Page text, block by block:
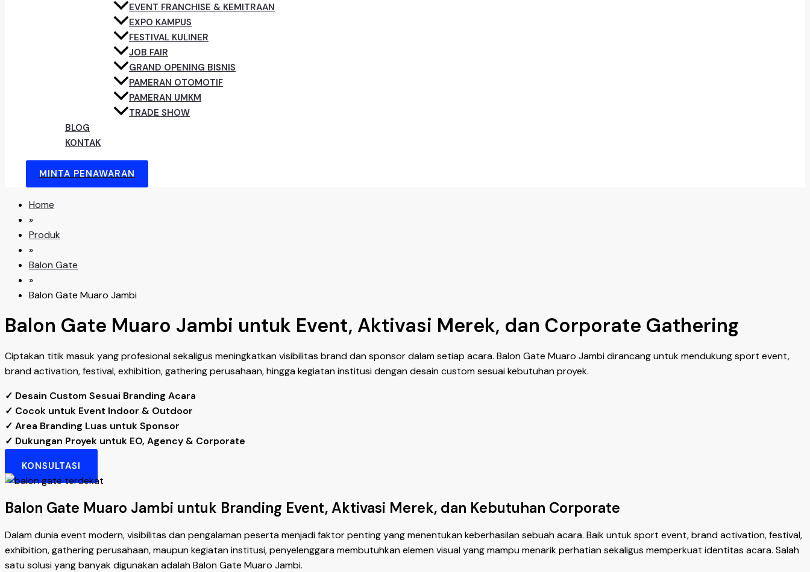
EVENT FRANCHISE & KEMITRAAN
EXPO KAMPUS
FESTIVAL KULINER
JOB FAIR
GRAND OPENING BISNIS
PAMERAN OTOMOTIF
PAMERAN UMKM
TRADE SHOW
BLOG
KONTAK
MINTA PENAWARAN
Home
»
Produk
»
Balon Gate
»
Balon Gate Muaro Jambi
Balon Gate Muaro Jambi untuk Event, Aktivasi Merek, dan Corporate Gathering
Ciptakan titik masuk yang profesional sekaligus meningkatkan visibilitas brand dan sponsor dalam setiap acara. Balon Gate Muaro Jambi dirancang untuk mendukung sport event,
brand activation, festival, exhibition, gathering perusahaan, hingga kegiatan institusi dengan desain custom sesuai kebutuhan proyek.
✓ Desain Custom Sesuai Branding Acara
✓ Cocok untuk Event Indoor & Outdoor
✓ Area Branding Luas untuk Sponsor
✓ Dukungan Proyek untuk EO, Agency & Corporate
KONSULTASI
Balon Gate Muaro Jambi untuk Branding Event, Aktivasi Merek, dan Kebutuhan Corporate
Dalam dunia event modern, visibilitas dan pengalaman peserta menjadi faktor penting yang menentukan keberhasilan sebuah acara. Baik untuk sport event, brand activation, festival,
exhibition, gathering perusahaan, maupun kegiatan institusi, penyelenggara membutuhkan elemen visual yang mampu menarik perhatian sekaligus memperkuat identitas acara. Salah
satu solusi yang banyak digunakan adalah Balon Gate Muaro Jambi.